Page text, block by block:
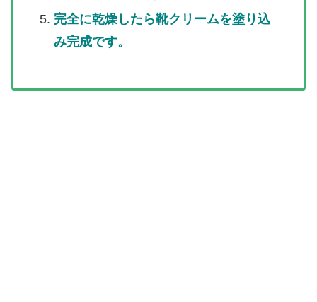
完全に乾燥したら靴クリームを塗り込
み完成です。